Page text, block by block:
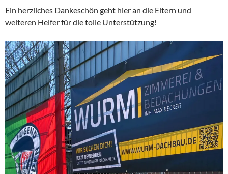
Ein herzliches Dankeschön geht hier an die Eltern und
weiteren Helfer für die tolle Unterstützung!